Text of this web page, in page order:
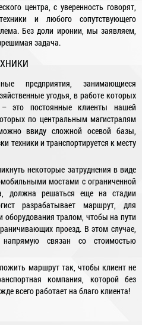
центра, с уверенность говорят,
и любого сопутствующего
Без доли иронии, мы заявляем,
задача.
предприятия, занимающиеся
угодья, в работе которых
– это постоянные клиенты нашей
по центральным магистралям
ввиду сложной осевой базы,
техники и транспортируется к месту
некоторые затруднения в виде
мостами с ограниченной
должна решаться еще на стадии
разрабатывает маршрут, для
оборудования тралом, чтобы на пути
проезд. В этом случае,
напрямую связан со стоимостью
маршрут так, чтобы клиент не
компания, которой без
всего работает на благо клиента!